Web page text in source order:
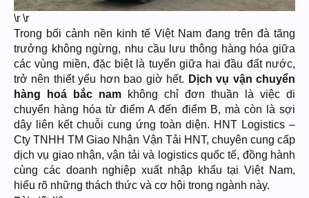
\r \r
Trong bối cảnh nền kinh tế Việt Nam đang trên đà tăng
trưởng không ngừng, nhu cầu lưu thông hàng hóa giữa
các vùng miền, đặc biệt là tuyến giữa hai đầu đất nước,
trở nên thiết yếu hơn bao giờ hết. Dịch vụ vận chuyển
hàng hoá bắc nam không chỉ đơn thuần là việc di
chuyển hàng hóa từ điểm A đến điểm B, mà còn là sợi
dây liên kết chuỗi cung ứng toàn diện. HNT Logistics –
Cty TNHH TM Giao Nhận Vận Tải HNT, chuyên cung cấp
dịch vụ giao nhận, vận tải và logistics quốc tế, đồng hành
cùng các doanh nghiệp xuất nhập khẩu tại Việt Nam,
hiểu rõ những thách thức và cơ hội trong ngành này.